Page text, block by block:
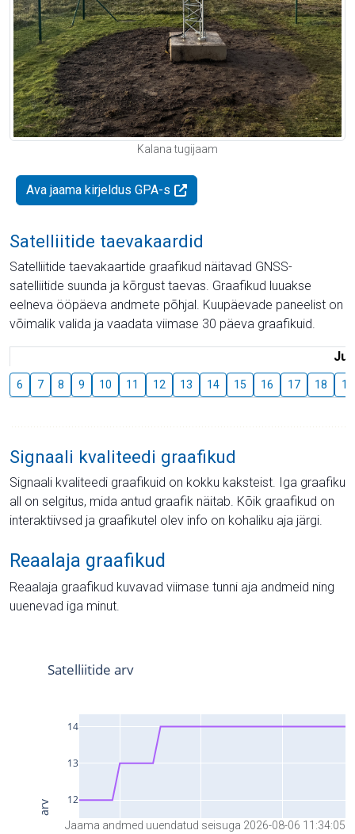
Kalana tugijaam
Ava jaama kirjeldus GPA-s
Satelliitide taevakaardid
Satelliitide taevakaartide graafikud näitavad GNSS-
satelliitide suunda ja kõrgust taevas. Graafikud luuakse
eelneva ööpäeva andmete põhjal. Kuupäevade paneelist on
võimalik valida ja vaadata viimase 30 päeva graafikuid.
6 7 8 9 10 11 12 13 14 15 16 17 18 19
Signaali kvaliteedi graafikud
Signaali kvaliteedi graafikuid on kokku kaksteist. Iga graafiku
all on selgitus, mida antud graafik näitab. Kõik graafikud on
interaktiivsed ja graafikutel olev info on kohaliku aja järgi.
Reaalaja graafikud
Reaalaja graafikud kuvavad viimase tunni aja andmeid ning
uuenevad iga minut.
Jaama andmed uuendatud seisuga 2026-08-06 11:34:05